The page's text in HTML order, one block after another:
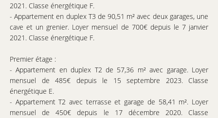
2021. Classe énergétique F.
- Appartement en duplex T3 de 90,51 m² avec deux garages, une
cave et un grenier. Loyer mensuel de 700€ depuis le 7 janvier
2021. Classe énergétique F.
Premier étage :
- Appartement en duplex T2 de 57,36 m² avec garage. Loyer
mensuel de 485€ depuis le 15 septembre 2023. Classe
énergétique E.
- Appartement T2 avec terrasse et garage de 58,41 m². Loyer
mensuel de 450€ depuis le 17 décembre 2020. Classe